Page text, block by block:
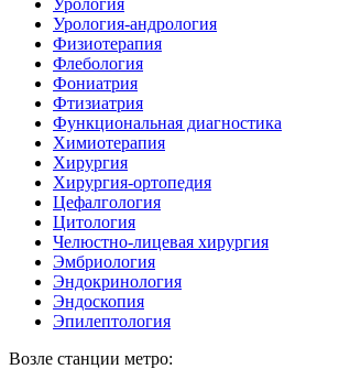
Урология-андрология
Физиотерапия
Флебология
Фониатрия
Фтизиатрия
Функциональная диагностика
Химиотерапия
Хирургия
Хирургия-ортопедия
Цефалгология
Цитология
Челюстно-лицевая хирургия
Эмбриология
Эндокринология
Эндоскопия
Эпилептология
Возле станции метро: